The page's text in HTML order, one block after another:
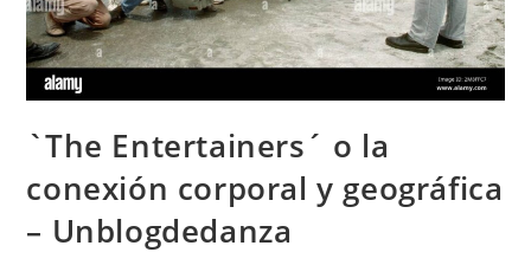
`The Entertainers´ o la
conexión corporal y geográfica
– Unblogdedanza